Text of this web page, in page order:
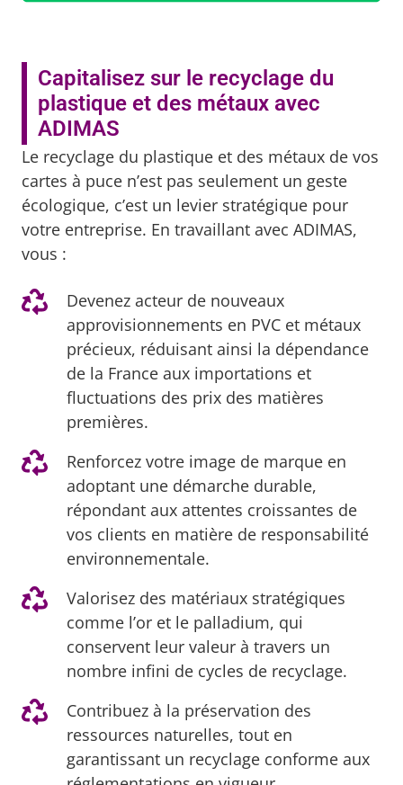
Capitalisez sur le recyclage du
plastique et des métaux avec
ADIMAS
Le recyclage du plastique et des métaux de vos
cartes à puce n’est pas seulement un geste
écologique, c’est un levier stratégique pour
votre entreprise. En travaillant avec ADIMAS,
vous :
Devenez acteur de nouveaux
approvisionnements en PVC et métaux
précieux, réduisant ainsi la dépendance
de la France aux importations et
fluctuations des prix des matières
premières.
Renforcez votre image de marque en
adoptant une démarche durable,
répondant aux attentes croissantes de
vos clients en matière de responsabilité
environnementale.
Valorisez des matériaux stratégiques
comme l’or et le palladium, qui
conservent leur valeur à travers un
nombre infini de cycles de recyclage.
Contribuez à la préservation des
ressources naturelles, tout en
garantissant un recyclage conforme aux